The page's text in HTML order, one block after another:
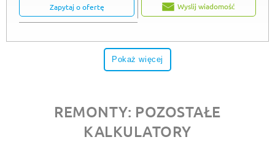
Zapytaj o ofertę Wyslij wiadomość
Pokaż więcej
REMONTY: POZOSTAŁE
KALKULATORY